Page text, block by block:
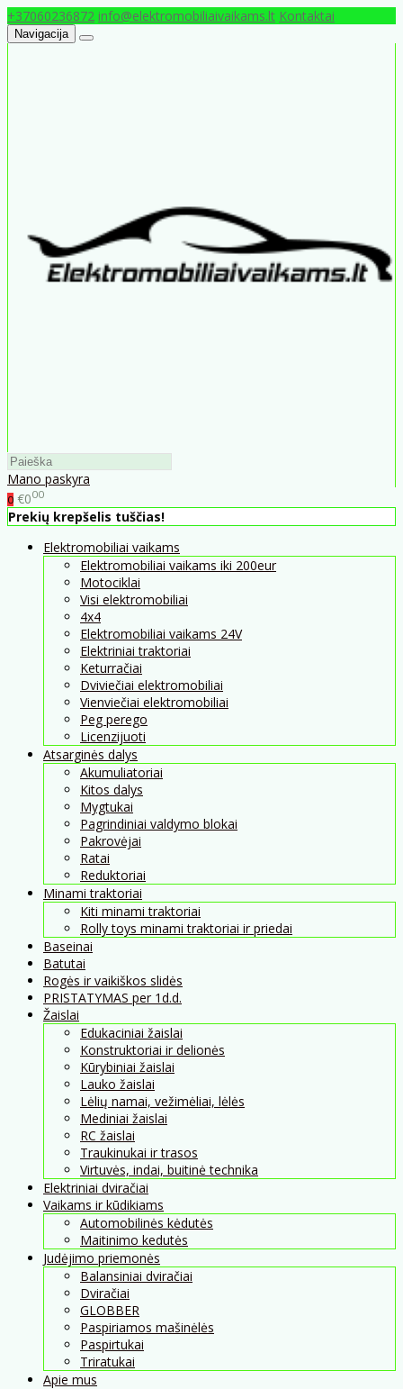
+37060236872 info@elektromobiliaivaikams.lt Kontaktai
Navigacija
Mano paskyra
0 €000
Prekių krepšelis tuščias!
Elektromobiliai vaikams
Elektromobiliai vaikams iki 200eur
Motociklai
Visi elektromobiliai
4x4
Elektromobiliai vaikams 24V
Elektriniai traktoriai
Keturračiai
Dviviečiai elektromobiliai
Vienviečiai elektromobiliai
Peg perego
Licenzijuoti
Atsarginės dalys
Akumuliatoriai
Kitos dalys
Mygtukai
Pagrindiniai valdymo blokai
Pakrovėjai
Ratai
Reduktoriai
Minami traktoriai
Kiti minami traktoriai
Rolly toys minami traktoriai ir priedai
Baseinai
Batutai
Rogės ir vaikiškos slidės
PRISTATYMAS per 1d.d.
Žaislai
Edukaciniai žaislai
Konstruktoriai ir delionės
Kūrybiniai žaislai
Lauko žaislai
Lėlių namai, vežimėliai, lėlės
Mediniai žaislai
RC žaislai
Traukinukai ir trasos
Virtuvės, indai, buitinė technika
Elektriniai dviračiai
Vaikams ir kūdikiams
Automobilinės kėdutės
Maitinimo kedutės
Judėjimo priemonės
Balansiniai dviračiai
Dviračiai
GLOBBER
Paspiriamos mašinėlės
Paspirtukai
Triratukai
Apie mus